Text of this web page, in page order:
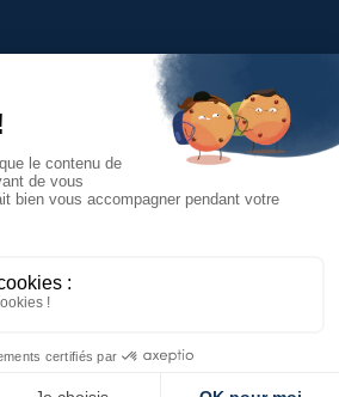
Charles Savornin
de projectence
de projet et du
aide à la prise de
Mentions légales
de confidentialité
cookies
Contact